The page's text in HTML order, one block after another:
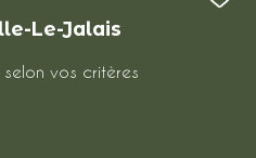
Le-Jalais
vos critères